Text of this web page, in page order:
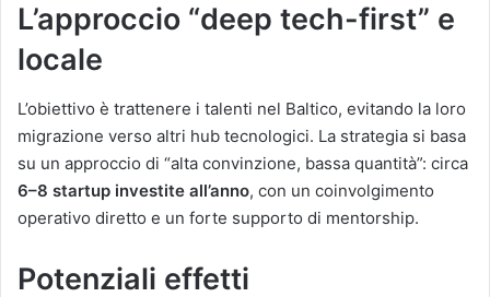
L’approccio “deep tech-first” e
locale
L’obiettivo è trattenere i talenti nel Baltico, evitando la loro
migrazione verso altri hub tecnologici. La strategia si basa
su un approccio di “alta convinzione, bassa quantità”: circa
6–8 startup investite all’anno, con un coinvolgimento
operativo diretto e un forte supporto di mentorship.
Potenziali effetti